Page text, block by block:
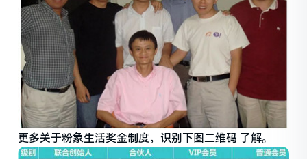
更多关于粉象生活奖金制度，识别下图二维码 了解。